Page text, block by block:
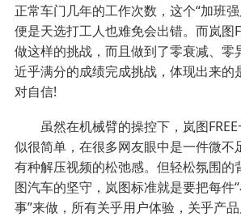
正常车门几年的工作次数，这个“加班
便是天选打工人也难免会出错。而岚图
做这样的挑战，而且做到了零衰减、零
近乎满分的成绩完成挑战，体现出来的
对自信!
虽然在机械臂的操控下，岚图
似很简单，在很多网友眼中是一件微不
有种解压视频的松弛感。但轻松氛围的
图汽车的坚守，岚图标准就是要把每件
事”来做，所有关乎用户体验，关乎产